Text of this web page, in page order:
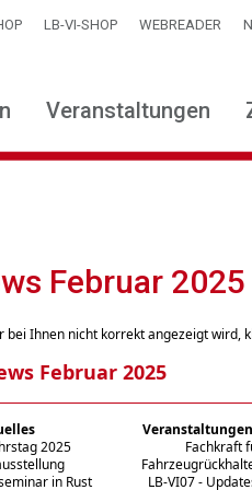
LB-VI-SHOP WEBREADER
Veranstaltungen
Februar 2025
bei Ihnen nicht korrekt angezeigt wird,
Februar 2025
2025
in Rust
Fachkraft
LB-VI07 -